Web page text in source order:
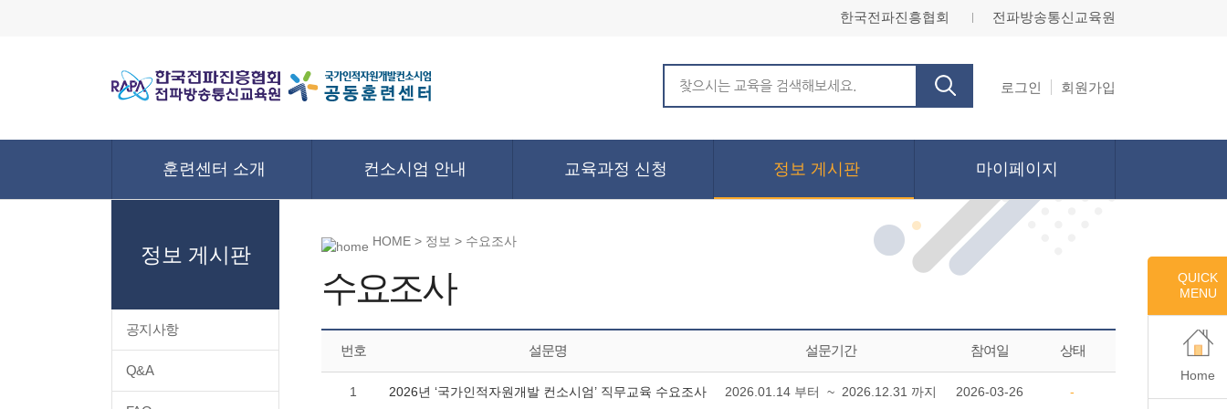
한국전파진흥협회 전파방송통신교육원
로그인 회원가입
QUICK
MENU
Home
훈련센터 소개 컨소시엄 안내 교육과정 신청 정보 게시판 마이페이지
정보 게시판
공지사항
Q&A
HOME > 정보 > 수요조사
수요조사
번호 설문명 설문기간 참여일 상태
1 2026년 ‘국가인적자원개발 컨소시엄’ 직무교육 수요조사 2026.01.14 부터 ~ 2026.12.31 까지 2026-03-26 -